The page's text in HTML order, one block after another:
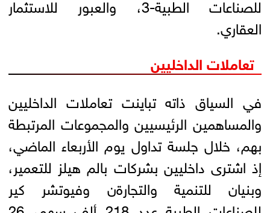
للصناعات الطبية-3، والعبور للاستثمار
العقاري.
تعاملات الداخليين
في السياق ذاته تباينت تعاملات الداخليين
والمساهمين الرئيسيين والمجموعات المرتبطة
بهم، خلال جلسة تداول يوم الأربعاء الماضي،
إذ اشترى داخليين بشركات بالم هيلز للتعمير،
وبنيان للتنمية والتجارةن وفيوتشر كير